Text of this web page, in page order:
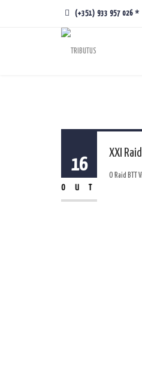
(+351) 933 957 026 *
16
OUT
XXI
O Raid BTT